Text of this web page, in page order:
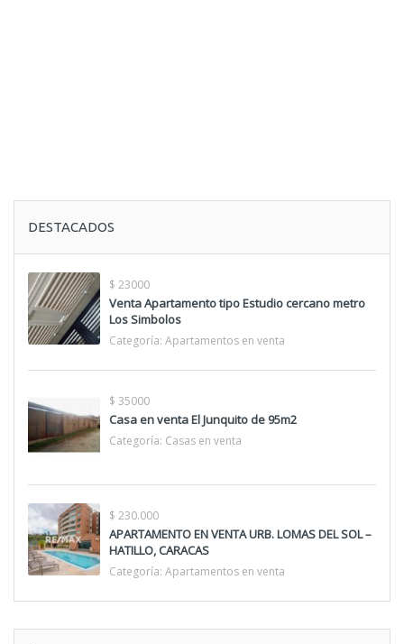
DESTACADOS
$ 23000
Venta Apartamento tipo Estudio cercano metro
Los Simbolos
Categoría: Apartamentos en venta
$ 35000
Casa en venta El Junquito de 95m2
Categoría: Casas en venta
$ 230.000
APARTAMENTO EN VENTA URB. LOMAS DEL SOL –
HATILLO, CARACAS
Categoría: Apartamentos en venta